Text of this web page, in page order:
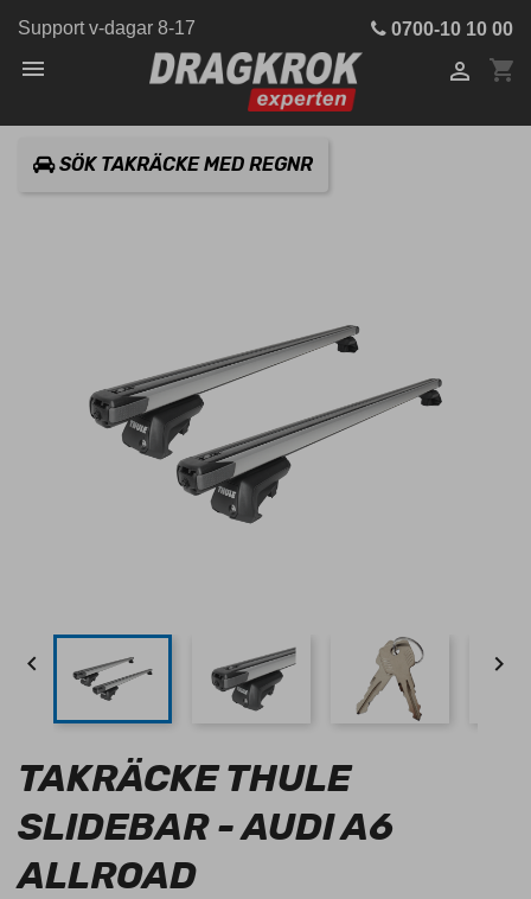
Support v-dagar 8-17 0700-10 10 00
 shopping_cart

SÖK TAKRÄCKE MED REGNR
 
TAKRÄCKE THULE
SLIDEBAR - AUDI A6
ALLROAD